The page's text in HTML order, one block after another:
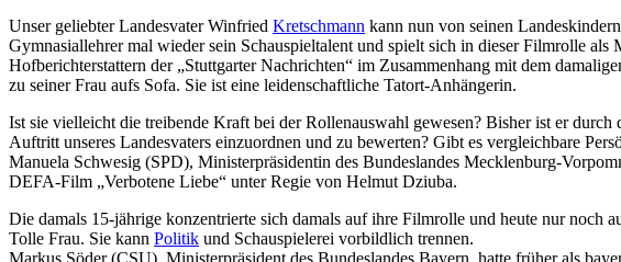
Unser geliebter Landesvater Winfried Kretschmann kann nun von seinen
Gymnasiallehrer mal wieder sein Schauspieltalent und spielt sich in dieser Filmrolle
Hofberichterstattern der „Stuttgarter Nachrichten“ im Zusammenhang mit dem
zu seiner Frau aufs Sofa. Sie ist eine leidenschaftliche Tatort-Anhängerin.
Ist sie vielleicht die treibende Kraft bei der Rollenauswahl gewesen? Bisher ist er
Auftritt unseres Landesvaters einzuordnen und zu bewerten? Gibt es vergleichbare
Manuela Schwesig (SPD), Ministerpräsidentin des Bundeslandes Mecklenburg-
DEFA-Film „Verbotene Liebe“ unter Regie von Helmut Dziuba.
Die damals 15-jährige konzentrierte sich damals auf ihre Filmrolle und heute nur noch
Tolle Frau. Sie kann Politik und Schauspielerei vorbildlich trennen.